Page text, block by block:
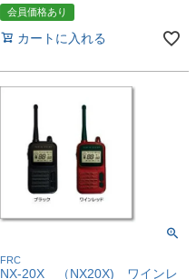
会員価格あり
カートに入れる
FRC
NX-20X （NX20X) ワインレ